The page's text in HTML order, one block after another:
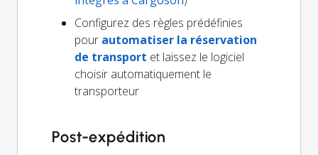
Configurez des règles prédéfinies
pour automatiser la réservation
de transport et laissez le logiciel
choisir automatiquement le
transporteur
Post-expédition